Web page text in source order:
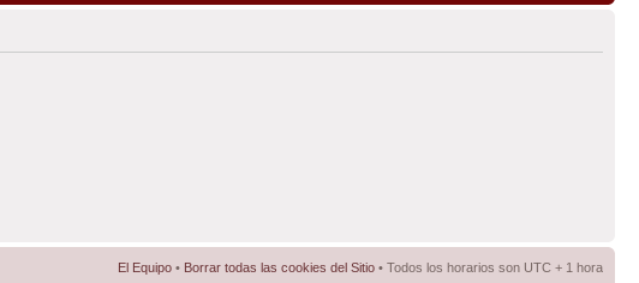
El Equipo • Borrar todas las cookies del Sitio • Todos los horarios son UTC + 1 hora